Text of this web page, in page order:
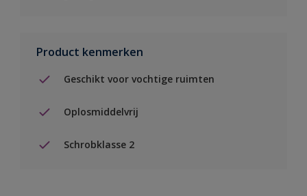
Product kenmerken
Geschikt voor vochtige ruimten
Oplosmiddelvrij
Schrobklasse 2